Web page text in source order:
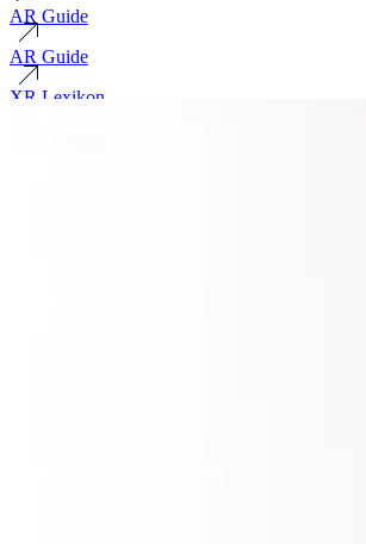
AR Guide
AR Guide
XR Lexikon